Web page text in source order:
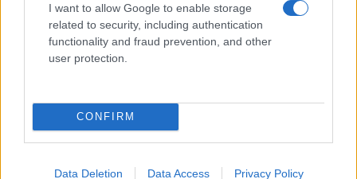
I want to allow Google to enable storage
related to security, including authentication
functionality and fraud prevention, and other
user protection.
CONFIRM
Data Deletion Data Access Privacy Policy